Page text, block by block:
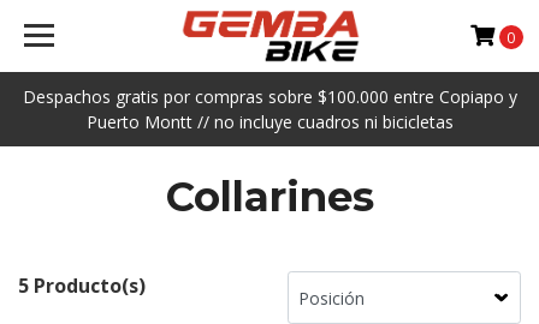
Despachos gratis por compras sobre $100.000 entre Copiapo y
Puerto Montt // no incluye cuadros ni bicicletas
0
Collarines
5 Producto(s)